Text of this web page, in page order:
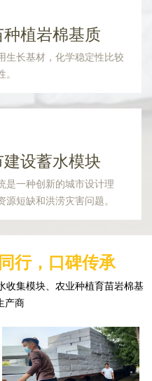
植岩棉基质
生长基材，化学稳定性比较
设蓄水模块
是一种创新的城市设计理
短缺和洪涝灾害问题。
行，口碑传承
收集模块、农业种植育苗岩棉基
产商